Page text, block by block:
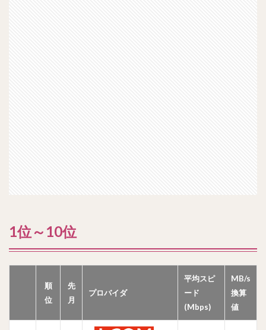
1位～10位
順
位
先
月
プロバイダ
平均スピ
ード
(Mbps)
MB/s
換算
値